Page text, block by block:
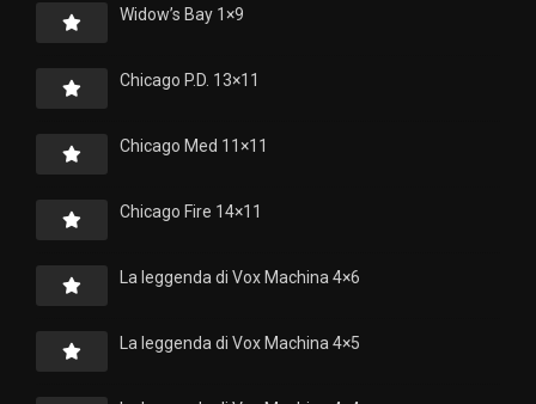
Widow’s Bay 1×9
Chicago P.D. 13×11
Chicago Med 11×11
Chicago Fire 14×11
La leggenda di Vox Machina 4×6
La leggenda di Vox Machina 4×5